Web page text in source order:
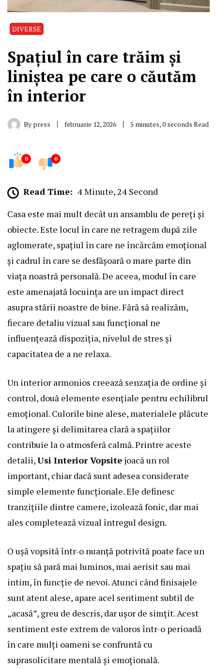
DIVERSE
Spațiul în care trăim și
liniștea pe care o căutăm
în interior
By press februarie 12, 2026 5 minutes, 0 seconds Read
0 0
Read Time: 4 Minute, 24 Second
Casa este mai mult decât un ansamblu de pereți și
obiecte. Este locul în care ne retragem după zile
aglomerate, spațiul în care ne încărcăm emoțional
și cadrul în care se desfășoară o mare parte din
viața noastră personală. De aceea, modul în care
este amenajată locuința are un impact direct
asupra stării noastre de bine. Fără să realizăm,
fiecare detaliu vizual sau funcțional ne
influențează dispoziția, nivelul de stres și
capacitatea de a ne relaxa.
Un interior armonios creează senzația de ordine și
control, două elemente esențiale pentru echilibrul
emoțional. Culorile bine alese, materialele plăcute
la atingere și delimitarea clară a spațiilor
contribuie la o atmosferă calmă. Printre aceste
detalii,Usi Interior Vopsite joacă un rol
important, chiar dacă sunt adesea considerate
simple elemente funcționale. Ele definesc
tranzițiile dintre camere, izolează fonic, dar mai
ales completează vizual întregul design.
O ușă vopsită într-o nuanță potrivită poate face un
spațiu să pară mai luminos, mai aerisit sau mai
intim, în funcție de nevoi. Atunci când finisajele
sunt atent alese, apare acel sentiment subtil de
„acasă”, greu de descris, dar ușor de simțit. Acest
sentiment este extrem de valoros într-o perioadă
în care mulți oameni se confruntă cu
suprasolicitare mentală și emoțională.